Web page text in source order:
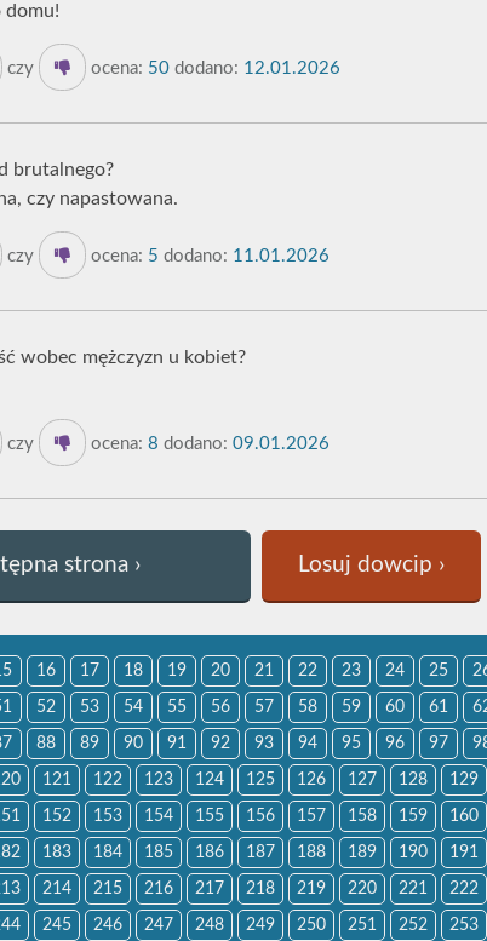
domu!
czy ocena: 50 dodano: 12.01.2026
brutalnego?
czy napastowana.
czy ocena: 5 dodano: 11.01.2026
wobec mężczyzn u kobiet?
czy ocena: 8 dodano: 09.01.2026
strona › Losuj dowcip ›
16 17 18 19 20 21 22 23 24 25
52 53 54 55 56 57 58 59 60 61
88 89 90 91 92 93 94 95 96 97
121 122 123 124 125 126 127 128 129
152 153 154 155 156 157 158 159 160
183 184 185 186 187 188 189 190 191
214 215 216 217 218 219 220 221 222
245 246 247 248 249 250 251 252 253